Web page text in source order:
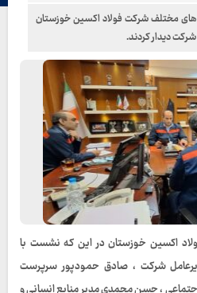
مختلف شرکت فولاد اکسین خوزستان
اکسین خوزستان در این که نشست با
شرکت ، صادق حمودپور سرپرست